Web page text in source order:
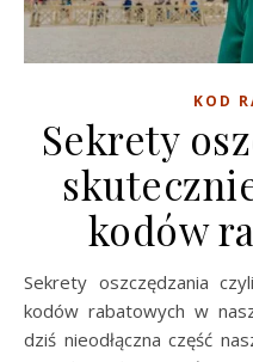
KOD
Sekrety
kodów
Sekrety oszczędzania czyli Jak skutecznie korzystać z
kodów rabatowych w
dziś nieodłączna część